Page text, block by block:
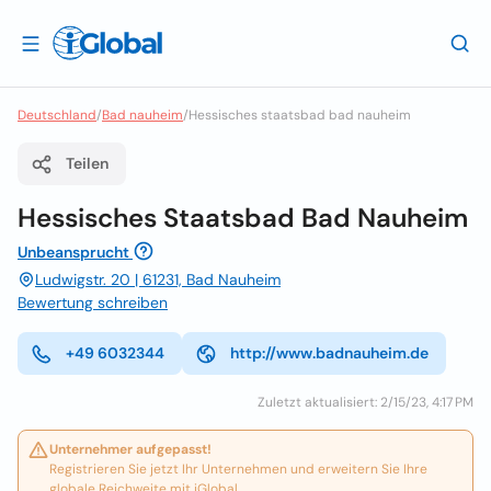
Deutschland/Bad nauheim/Hessisches staatsbad bad nauheim
Teilen
Hessisches Staatsbad Bad Nauheim
Unbeansprucht
Ludwigstr. 20 | 61231, Bad Nauheim
Bewertung schreiben
+49 6032344 http://www.badnauheim.de
Zuletzt aktualisiert: 2/15/23, 4:17 PM
Unternehmer aufgepasst!
Registrieren Sie jetzt Ihr Unternehmen und erweitern Sie Ihre